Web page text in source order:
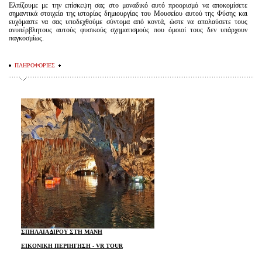
Ελπίζουμε με την επίσκεψη σας στο μοναδικό αυτό προορισμό να αποκομίσετε
σημαντικά στοιχεία της ιστορίας δημιουργίας του Μουσείου αυτού της Φύσης και
ευχόμαστε να σας υποδεχθούμε σύντομα από κοντά, ώστε να απολαύσετε τους
ανυπέρβλητους αυτούς φυσικούς σχηματισμούς που όμοιοί τους δεν υπάρχουν
παγκοσμίως.
ΠΛΗΡΟΦΟΡΙΕΣ
ΣΠΗΛΑΙΑ ΔΙΡΟΥ ΣΤΗ ΜΑΝΗ
ΕΙΚΟΝΙΚΗ ΠΕΡΙΗΓΗΣΗ - VR TOUR